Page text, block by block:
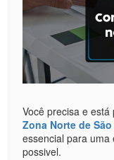
Você precisa e
Zona Norte de
essencial para
possivel.